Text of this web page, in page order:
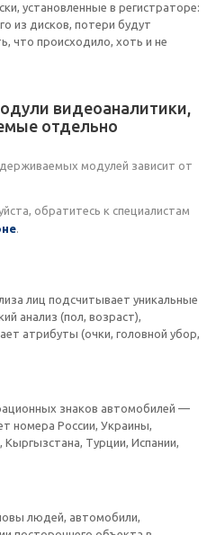
установленные в регистраторе:
из дисков, потери будут
что происходило, хоть и не
видеоаналитики,
отдельно
модулей зависит от
обратитесь к специалистам
.
лиц подсчитывает уникальные
анализ (пол, возраст),
атрибуты (очки, головной убор,
знаков автомобилей —
номера России, Украины,
Кыргызстана, Турции, Испании,
людей, автомобили,